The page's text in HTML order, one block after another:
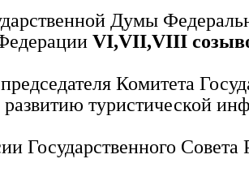
Думы
VI,VII,VIII
Комитета
туристической
Государственного